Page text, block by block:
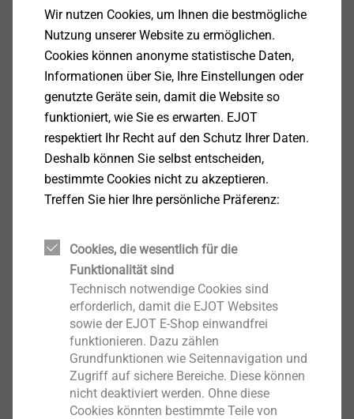
ALtracs ®
Produkt anzeigen
FDS
Produkt anzeigen
SHEETtracs®- Schraube für
Dünnbleche
Wir nutzen Cookies, um Ihnen die bestmögliche
Nutzung unserer Website zu ermöglichen.
Cookies können anonyme statistische Daten,
Informationen über Sie, Ihre Einstellungen oder
genutzte Geräte sein, damit die Website so
funktioniert, wie Sie es erwarten. EJOT
respektiert Ihr Recht auf den Schutz Ihrer Daten.
Deshalb können Sie selbst entscheiden,
bestimmte Cookies nicht zu akzeptieren.
Treffen Sie hier Ihre persönliche Präferenz:
Cookies, die wesentlich für die
Funktionalität sind
Technisch notwendige Cookies sind
erforderlich, damit die EJOT Websites
sowie der EJOT E-Shop einwandfrei
funktionieren. Dazu zählen
Grundfunktionen wie Seitennavigation und
Zugriff auf sichere Bereiche. Diese können
nicht deaktiviert werden. Ohne diese
Cookies könnten bestimmte Teile von